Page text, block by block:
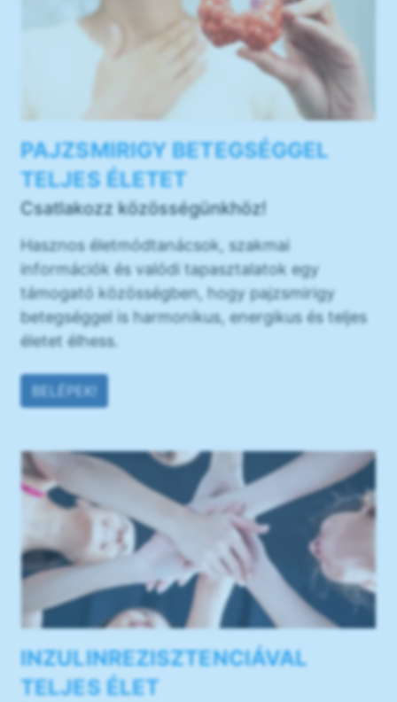
PAJZSMIRIGY BETEGSÉGGEL
TELJES ÉLETET
Csatlakozz közösségünkhöz!
Hasznos életmódtanácsok, szakmai
információk és valódi tapasztalatok egy
támogató közösségben, hogy pajzsmirigy
betegséggel is harmonikus, energikus és teljes
életet élhess.
BELÉPEK!
INZULINREZISZTENCIÁVAL
TELJES ÉLET